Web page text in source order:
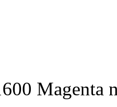
Magenta